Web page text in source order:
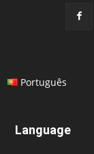
Português
Language